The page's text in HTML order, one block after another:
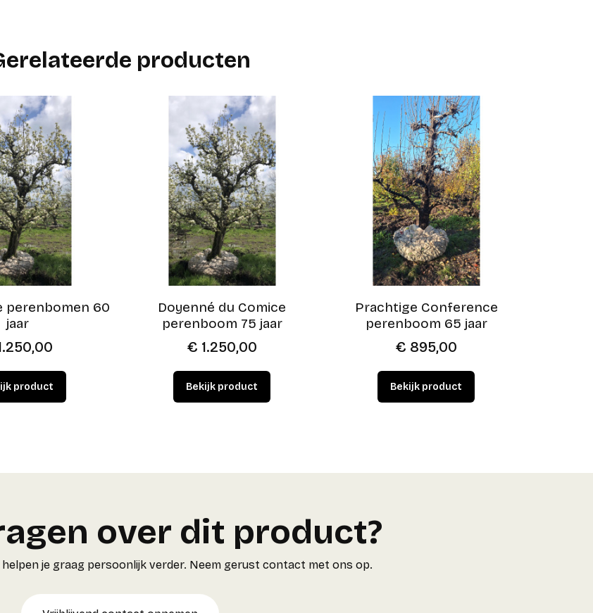
producten
perenbomen 60
jaar
Doyenné du Comice
perenboom 75 jaar
€ 1.250,00
Prachtige Conference
perenboom 65 jaar
€ 895,00
over dit product?
helpen je graag persoonlijk verder. Neem gerust contact met ons op.